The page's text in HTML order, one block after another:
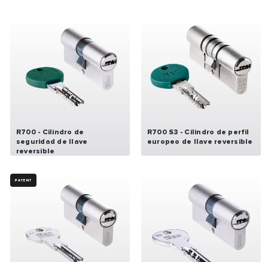
R700 - Cilindro de
seguridad de llave
reversible
R700 S3 - Cilindro de perfil
europeo de llave reversible
PATENT